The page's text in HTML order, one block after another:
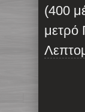
(400
μετρό